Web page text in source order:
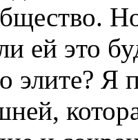
ей это
Я